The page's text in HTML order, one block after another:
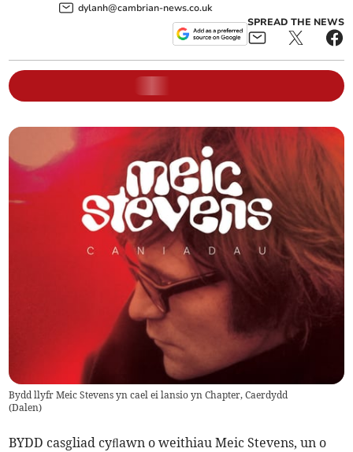
dylanh@cambrian-news.co.uk
SPREAD THE NEWS
Bydd llyfr Meic Stevens yn cael ei lansio yn Chapter, Caerdydd
(Dalen)
BYDD casgliad cyﬂawn o weithiau Meic Stevens, un o